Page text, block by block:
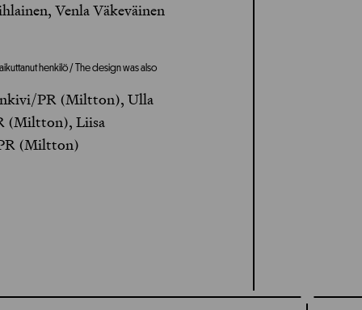
Venla Väkeväinen
henkilö / The design was also
PR (Miltton), Ulla
(Miltton), Liisa
(Miltton)